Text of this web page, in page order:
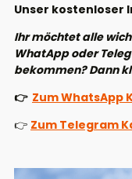
Unser kostenloser
Ihr möchtet alle
WhatApp oder
bekommen? Dann
👉 Zum WhatsApp
👉 Zum Telegram